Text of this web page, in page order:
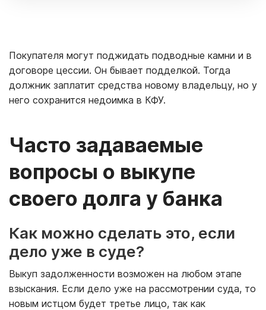
Покупателя могут поджидать подводные камни и в
договоре цессии. Он бывает подделкой. Тогда
должник заплатит средства новому владельцу, но у
него сохранится недоимка в КФУ.
Часто задаваемые
вопросы о выкупе
своего долга у банка
Как можно сделать это, если
дело уже в суде?
Выкуп задолженности возможен на любом этапе
взыскания. Если дело уже на рассмотрении суда, то
новым истцом будет третье лицо, так как